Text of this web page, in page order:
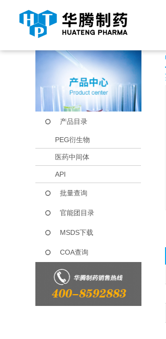
当前位置： 首页 产品中心
产品目录
PEG衍生物
医药中间体
API
批量查询
官能团目录
MSDS下载
COA查询